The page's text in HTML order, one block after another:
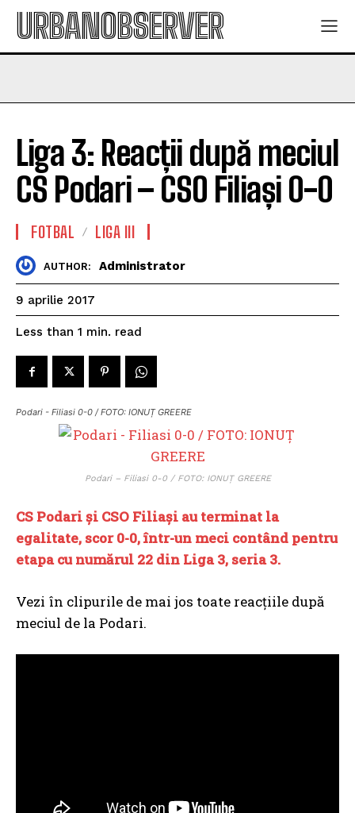
URBANOBSERVER
Liga 3: Reacții după meciul
CS Podari – CSO Filiași 0-0
FOTBAL LIGA III
AUTHOR: Administrator
9 aprilie 2017
Less than 1 min. read
Podari - Filiasi 0-0 / FOTO: IONUȚ GREERE
Podari – Filiasi 0-0 / FOTO: IONUȚ GREERE
CS Podari și CSO Filiași au terminat la
egalitate, scor 0-0, într-un meci contând pentru
etapa cu numărul 22 din Liga 3, seria 3.
Vezi în clipurile de mai jos toate reacțiile după
meciul de la Podari.